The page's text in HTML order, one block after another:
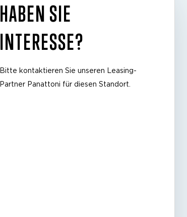
HABEN SIE
INTERESSE?
Bitte kontaktieren Sie unseren Leasing-
Partner Panattoni für diesen Standort.